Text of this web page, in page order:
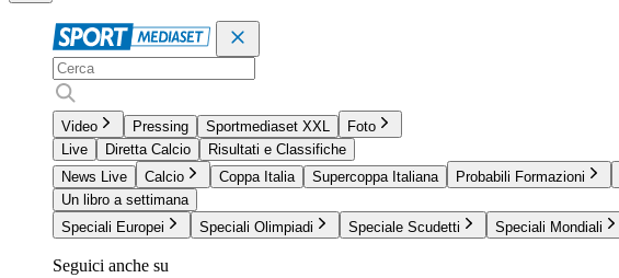
Video Pressing Sportmediaset XXL
Foto
Live
Diretta Calcio
Risultati e Classifiche
News Live
Calcio Coppa Italia Supercoppa Italiana Probabili Formazioni
Un libro a settimana
Speciali Europei
Speciali Olimpiadi Speciale Scudetti Speciali Mondiali
Seguici anche su